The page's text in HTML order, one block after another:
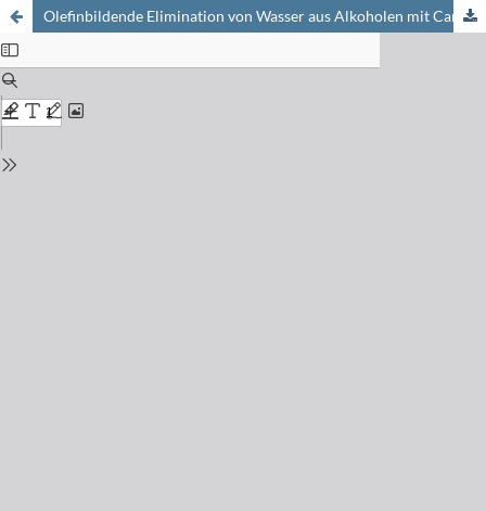
Olefinbildende Elimination von Wasser aus Alkoholen mit Carbodiimidium-Verbindungen